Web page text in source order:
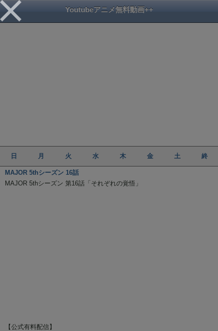
Youtubeアニメ無料動画++
日 月 火 水 木 金 土 終
MAJOR 5thシーズン 16話
MAJOR 5thシーズン 第16話「それぞれの覚悟」
【公式有料配信】